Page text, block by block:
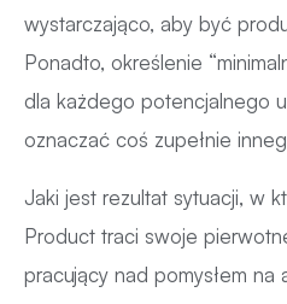
wystarczająco, aby być
Ponadto, określenie
dla każdego potencjalnego
oznaczać coś zupełnie
Jaki jest rezultat sytuacji, w
Product traci swoje
pracujący nad pomysłem na